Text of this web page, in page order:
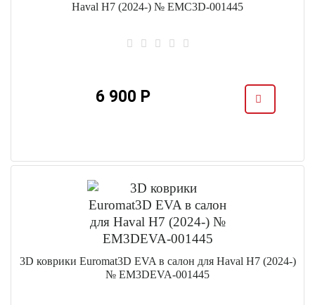
Haval H7 (2024-) № EMC3D-001445
6 900 Р
3D коврики Euromat3D EVA в салон для Haval H7 (2024-)
№ EM3DEVA-001445